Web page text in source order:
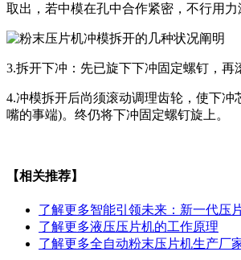
取出，若中模在孔中合作紧密，不行用
3.拆开下冲：先已旋下下冲固定螺钉，再
4.冲模拆开后尚须滚动调理齿轮，使下
嘴的事端)。终仍将下冲固定螺钉旋上。
【相关推荐】
了解更多智能引领未来：新一代压
了解更多液压压片机的工作原理
了解更多全自动粉末压片机生产厂